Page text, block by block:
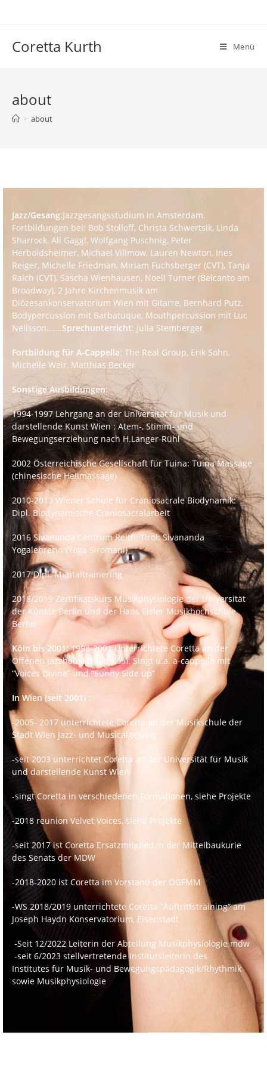
Coretta Kurth Menü
about
> about
Jazz/Gesang:Jazzgesangsstudium in Amsterdam.
Fortbildungen bei: Bob Stolloff, Christa Schwertsik, Linda
Sharrock, Ali Gaggl, Wolfgang Puschnig, Peter
Herboldsheimer, Michael Villmow, Lauren Newton, Ines
Reiger, Michelle Friedman, Miriam Fuchsberger (CVT), Tanja
Raich (CVT), Sascha Wienhausen, Noell Turner (Belcanto am
Broadway), 2 Jahre Kirchenmusik am
Diözesankonservatorium Wien mit Gitarre, Bernhard Putz,
Bodypercussion mit Barbatuque, Mouthpercussion mit Luc
Nelisson…….Sprechunterricht: Julia Stemberger
Fortbildung für A-Cappella: The Real Group, Erik Sohn,
Michelle Weir, Matthias Becker
Sonstige Ausbildungen:
1994-1997 Lehrgang an der Universität für Musik und
darstellende Kunst Wien : Atem-, Stimm- und
Bewegungserziehung nach H.Langer-Rühl
2002 Österreichische Gesellschaft für Tuina: Tuina Massage
(chinesische Heilmassage)
2010-2013 Wiener Schule für Craniosacrale Biodynamik:
Dipl. Biodynamische Craniosacralarbeit
2016 Sivananda Centrum Reith, Tirol: Sivananda
Yogalehrerin (Yoga Siromani)
2017 Dipl. Mentaltrainering
2018/2019 Zertifikatskurs Musikphysiologie der Universität
der Künste Berlin und der Hans Eisler Musikhochschule
Berlin
Köln bis 2001: 1998-2001 Unterrichtete Coretta an der
Offenen Jazzhausschule Köln,Singt u.a. a-cappella mit
“Voices Divine” und “Sunny Side up”
In Wien (seit 2001) :
-2005- 2017 unterrichtete Coretta an der Musikschule der
Stadt Wien Jazz- und Musicalgesang
-seit 2003 unterrichtet Coretta an der Universität für Musik
und darstellende Kunst Wien
-singt Coretta in verschiedenen Formationen, siehe Projekte
-2018 reunion Velvet Voices, siehe Projekte
-seit 2017 ist Coretta Ersatzmitglied in der Mittelbaukurie
des Senats der MDW
-2018-2020 ist Coretta im Vorstand der ÖGFMM
-WS 2018/2019 unterrichtete Coretta “Auftrittstraining” am
Joseph Haydn Konservatorium, Eisenstadt
-Seit 12/2022 Leiterin der Abteilung Musikphysiologie mdw
-seit 6/2023 stellvertretende Institutsleiterin des
Institutes für Musik- und Bewegungspädagogik/Rhythmik
sowie Musikphysiologie